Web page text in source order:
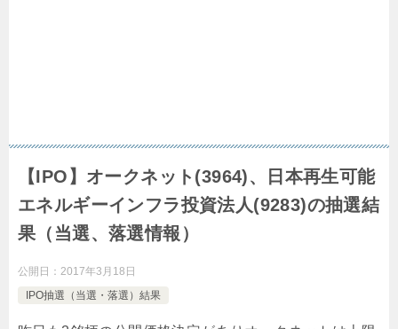
【IPO】オークネット(3964)、日本再生可能
エネルギーインフラ投資法人(9283)の抽選結
果（当選、落選情報）
公開日： 2017年3月18日
IPO抽選（当選・落選）結果